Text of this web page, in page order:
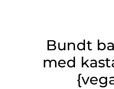
Bundt
med